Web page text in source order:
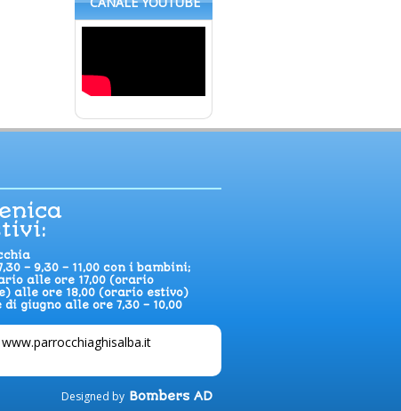
– 9,30 – 11,00 con i bambini;
alle ore 17,00 (orario
alle ore 18,00 (orario estivo)
di giugno alle ore 7,30 – 10,00
www.parrocchiaghisalba.it
Designed by Bombers AD